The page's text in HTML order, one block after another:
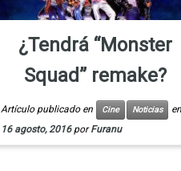
¿Tendrá “Monster
Squad” remake?
Artículo publicado en Cine Noticias
en
16 agosto, 2016 porFuranu